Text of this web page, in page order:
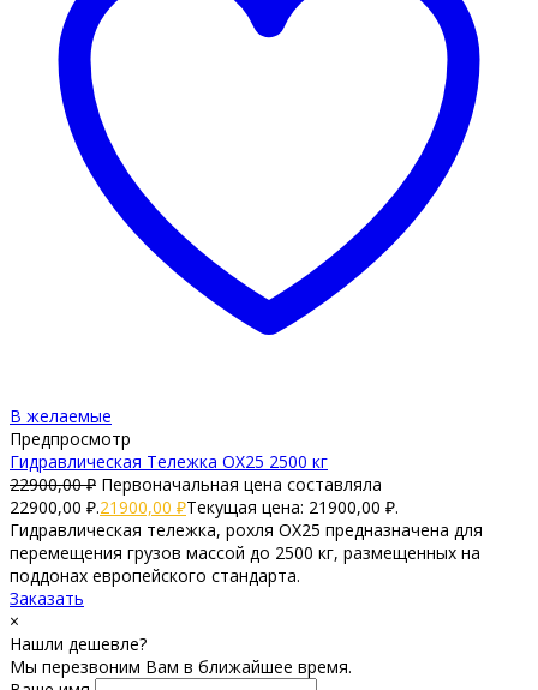
В желаемые
Предпросмотр
Гидравлическая Тележка OX25 2500 кг
22900,00₽ Первоначальная цена составляла
22900,00 ₽.21900,00 ₽Текущая цена: 21900,00 ₽.
Гидравлическая тележка, рохля OX25 предназначена для
перемещения грузов массой до 2500 кг, размещенных на
поддонах европейского стандарта.
Заказать
×
Нашли дешевле?
Мы перезвоним Вам в ближайшее время.